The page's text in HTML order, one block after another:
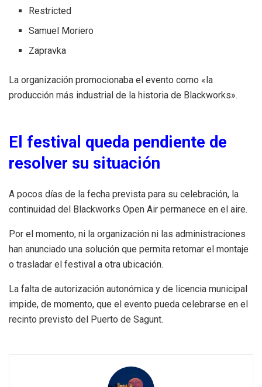
Restricted
Samuel Moriero
Zapravka
La organización promocionaba el evento como «la
producción más industrial de la historia de Blackworks».
El festival queda pendiente de
resolver su situación
A pocos días de la fecha prevista para su celebración, la
continuidad del Blackworks Open Air permanece en el aire.
Por el momento, ni la organización ni las administraciones
han anunciado una solución que permita retomar el montaje
o trasladar el festival a otra ubicación.
La falta de autorización autonómica y de licencia municipal
impide, de momento, que el evento pueda celebrarse en el
recinto previsto del Puerto de Sagunt.